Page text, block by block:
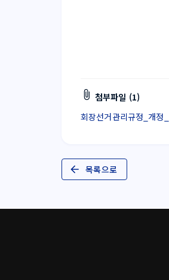
첨부파일 (1)
회장선거관리규정_개
목록으로